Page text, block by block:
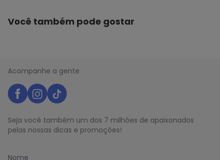
Você também pode gostar
Acompanhe a gente
Seja você também um dos 7 milhões de apaixonados
pelas nossas dicas e promoções!
Nome